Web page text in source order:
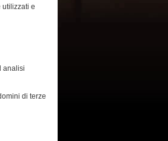
utilizzati e
analisi
di terze